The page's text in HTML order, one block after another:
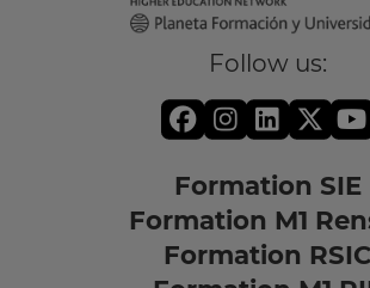
Follow us:
Formation SIE
Formation M1
Formation RSIC